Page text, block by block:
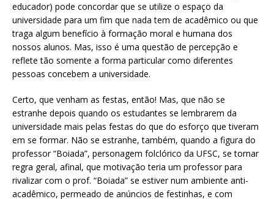
educador) pode concordar que se utilize o espaço da
universidade para um fim que nada tem de acadêmico ou que
traga algum benefício à formação moral e humana dos
nossos alunos. Mas, isso é uma questão de percepção e
reflete tão somente a forma particular como diferentes
pessoas concebem a universidade.
Certo, que venham as festas, então! Mas, que não se
estranhe depois quando os estudantes se lembrarem da
universidade mais pelas festas do que do esforço que tiveram
em se formar. Não se estranhe, também, quando a figura do
professor “Boiada”, personagem folclórico da UFSC, se tornar
regra geral, afinal, que motivação teria um professor para
rivalizar com o prof. “Boiada” se estiver num ambiente anti-
acadêmico, permeado de anúncios de festinhas, e com